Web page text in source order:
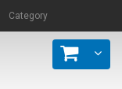
Category